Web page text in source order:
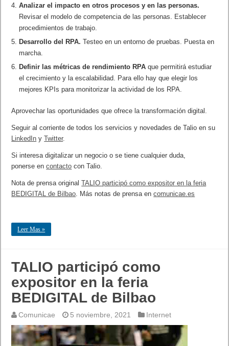
Analizar el impacto en otros procesos y en las personas.
Revisar el modelo de competencia de las personas. Establecer
procedimientos de trabajo.
Desarrollo del RPA. Testeo en un entorno de pruebas. Puesta en
marcha.
Definir las métricas de rendimiento RPA que permitirá estudiar
el crecimiento y la escalabilidad. Para ello hay que elegir los
mejores KPIs para monitorizar la actividad de los RPA.
Aprovechar las oportunidades que ofrece la transformación digital.
Seguir al corriente de todos los servicios y novedades de Talio en su
LinkedIn yTwitter.
Si interesa digitalizar un negocio o se tiene cualquier duda,
ponerse encontacto con Talio.
Nota de prensa originalTALIO participó como expositor en la feria
BEDIGITAL de Bilbao . Más notas de prensa encomunicae.es
Leer Mas »
TALIO participó como
expositor en la feria
BEDIGITAL de Bilbao
Comunicae 5 noviembre, 2021 Internet